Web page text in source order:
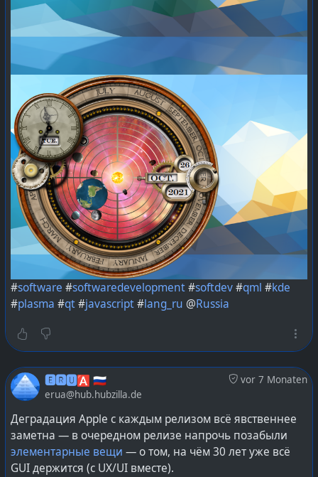
контейнеризация software
softdev
#softwaredevelopment#software-development#фстэк
lang_ru@Russia
#software #softwaredevelopment#softdev#qml #kde
#plasma #qt#javascript#lang_ru @Russia
vor 7 Monaten
🅴🆁🆄🅰 🇷🇺
erua@hub.hubzilla.de
Деградация Apple с каждым релизом всё явственнее
заметна — в очередном релизе напрочь позабыли
элементарные вещи — о том, на чём 30 лет уже всё
GUI держится (с UX/UI вместе).